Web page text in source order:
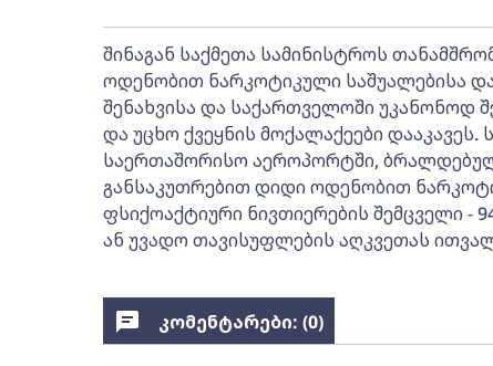
შინაგან საქმეთა სამინისტროს
ოდენობით ნარკოტიკული საშუალებისა
შენახვისა და საქართველოში
და უცხო ქვეყნის მოქალაქეები
საერთაშორისო აეროპორტში,
განსაკუთრებით დიდი ოდენობით
ფსიქოაქტიური ნივთიერების შემცველი -
ან უვადო თავისუფლების აღკვეთას
კომენტარები: (0)